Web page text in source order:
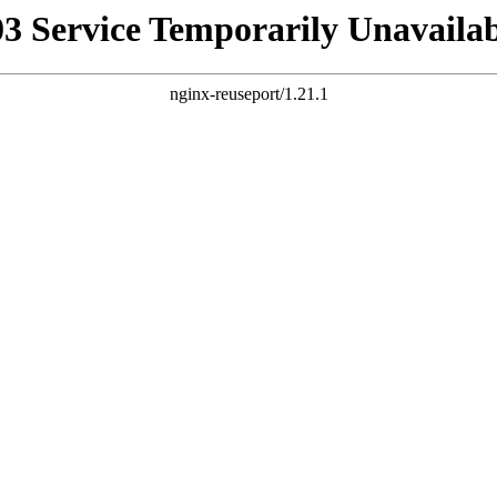
Service Temporarily
nginx-reuseport/1.21.1